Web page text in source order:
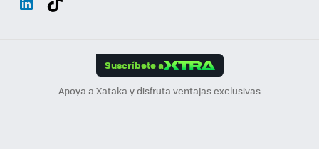
Suscríbete a
Apoya a Xataka y disfruta ventajas exclusivas